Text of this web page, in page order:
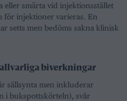
eller smärta vid injektionsstället
för injektioner varieras. En
setts men bedöms sakna klinisk
biverkningar
sällsynta men inkluderar
i bukspottskörteln), svår